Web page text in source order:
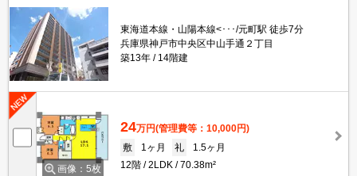
東海道本線・山陽本線<･･･/元町駅 徒歩7分
兵庫県神戸市中央区中山手通２丁目
築13年
14階建
画像：5枚
24万円(管理費等：10,000円)
敷
1ヶ月 礼
1.5ヶ月
12階
2LDK 70.38m²